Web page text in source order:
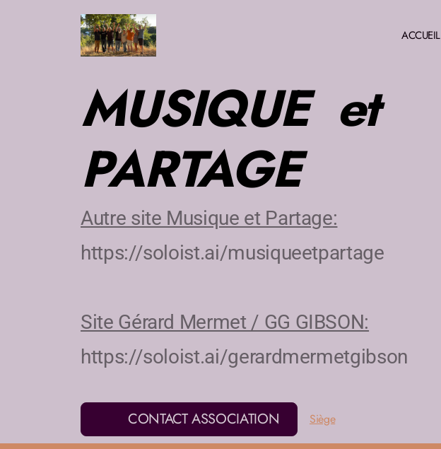
ACCUEIL
MUSIQUE et
PARTAGE
Autre site Musique et Partage:
https://soloist.ai/musiqueetpartage
Site Gérard Mermet / GG GIBSON:
https://soloist.ai/gerardmermetgibson
CONTACT ASSOCIATION Siège